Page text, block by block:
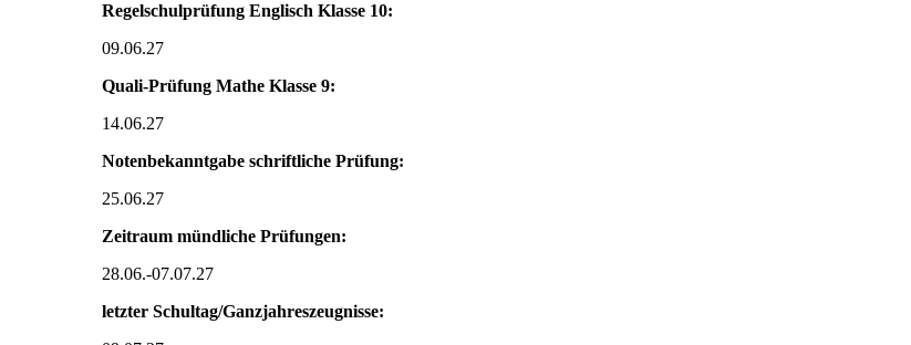
Regelschulprüfung Englisch Klasse 10:
09.06.27
Quali-Prüfung Mathe Klasse 9:
14.06.27
Notenbekanntgabe schriftliche Prüfung:
25.06.27
Zeitraum mündliche Prüfungen:
28.06.-07.07.27
letzter Schultag/Ganzjahreszeugnisse: